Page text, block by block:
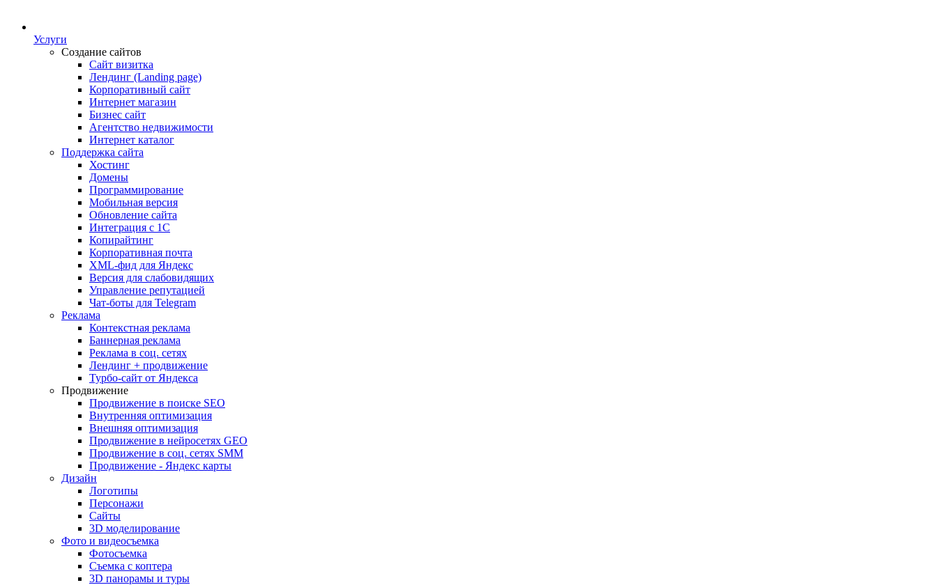
Услуги
Создание сайтов
Сайт визитка
Лендинг (Landing page)
Корпоративный сайт
Интернет магазин
Бизнес сайт
Агентство недвижимости
Интернет каталог
Поддержка сайта
Хостинг
Домены
Программирование
Мобильная версия
Обновление сайта
Интеграция с 1С
Копирайтинг
Корпоративная почта
XML-фид для Яндекс
Версия для слабовидящих
Управление репутацией
Чат-боты для Telegram
Реклама
Контекстная реклама
Баннерная реклама
Реклама в соц. сетях
Лендинг + продвижение
Турбо-сайт от Яндекса
Продвижение
Продвижение в поиске SEO
Внутренняя оптимизация
Внешняя оптимизация
Продвижение в нейросетях GEO
Продвижение в соц. сетях SMM
Продвижение - Яндекс карты
Дизайн
Логотипы
Персонажи
Сайты
3D моделирование
Фото и видеосъемка
Фотосъемка
Съемка с коптера
3D панорамы и туры